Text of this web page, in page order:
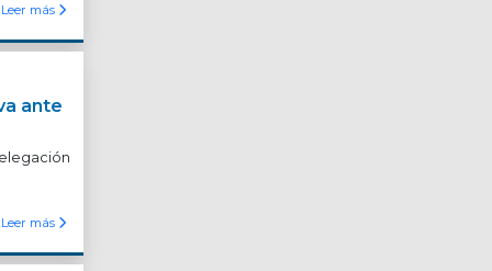
Leer más
ante
Leer más